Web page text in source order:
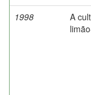
1998
A